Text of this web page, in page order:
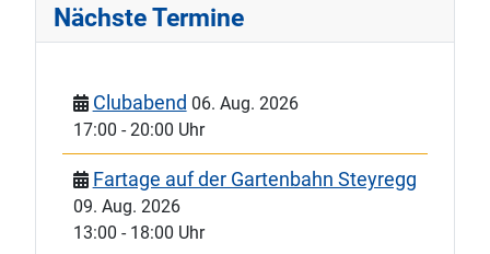
Nächste Termine
Clubabend 06. Aug. 2026
17:00 -20:00 Uhr
Fartage auf der Gartenbahn Steyregg
09. Aug. 2026
13:00 - 18:00 Uhr